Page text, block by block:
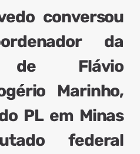
conversou
da
de Flávio
Marinho,
PL em Minas
federal